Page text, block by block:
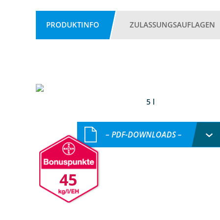
PRODUKTINFO ZULASSUNGSAUFLAGEN
5 l
45
– PDF-DOWNLOADS –